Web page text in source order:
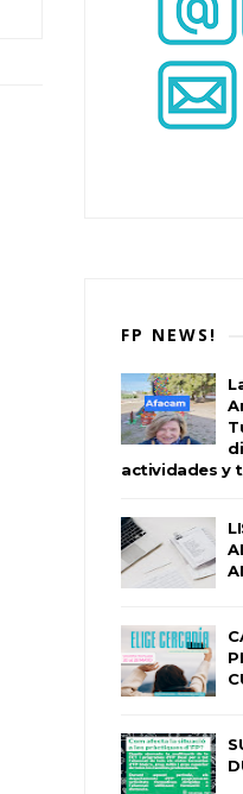
FP NEWS!
actividades y